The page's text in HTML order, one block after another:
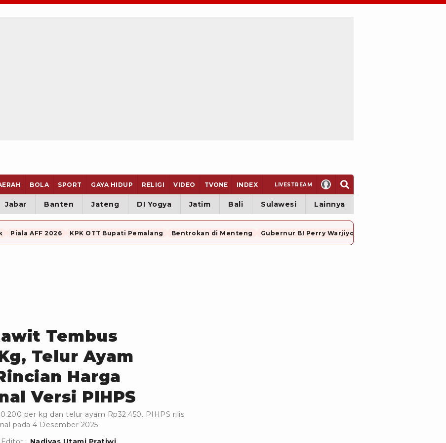
BOLA SPORT GAYA HIDUP RELIGI VIDEO TVONE INDEX LIVESTREAM
Jabar Banten Jateng DI Yogya Jatim Bali Sulawesi Lainnya
Piala AFF 2026 KPK OTT Bupati Pemalang Bentrokan di Menteng Gubernur BI Perry Warjiyo Mundur
Tembus
Telur Ayam
Harga
Versi PIHPS
per kg dan telur ayam Rp32.450. PIHPS rilis
pada 4 Desember 2025.